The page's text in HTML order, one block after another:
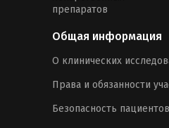
препаратов
Общая информация
О клинических
Права и обязанности
Безопасность пациентов